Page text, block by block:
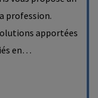
profession.
apportées
en…